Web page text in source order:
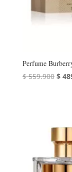
Perfume
$559.900 El
$
$